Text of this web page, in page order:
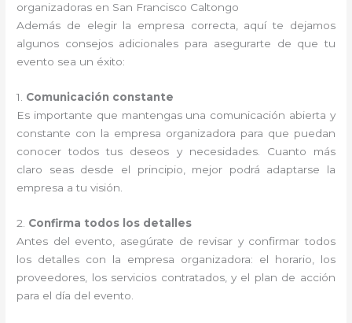
organizadoras en San Francisco Caltongo
Además de elegir la empresa correcta, aquí te dejamos
algunos consejos adicionales para asegurarte de que tu
evento sea un éxito:
1. Comunicación constante
Es importante que mantengas una comunicación abierta y
constante con la empresa organizadora para que puedan
conocer todos tus deseos y necesidades. Cuanto más
claro seas desde el principio, mejor podrá adaptarse la
empresa a tu visión.
2. Confirma todos los detalles
Antes del evento, asegúrate de revisar y confirmar todos
los detalles con la empresa organizadora: el horario, los
proveedores, los servicios contratados, y el plan de acción
para el día del evento.